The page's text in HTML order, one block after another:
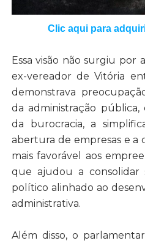
Clic aqui para
Essa visão não surgiu por
ex-vereador de Vitória
demonstrava
da administração
da burocracia, a
abertura de empresas e a
mais favorável aos
que ajudou a consolidar
político alinhado ao
administrativa.
Além disso, o